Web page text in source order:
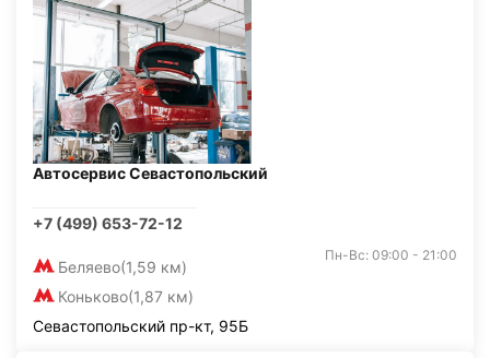
Автосервис Севастопольский
+7 (499) 653-72-12
Беляево(1,59 км)
Коньково(1,87 км)
Пн-Вс: 09:00 - 21:00
Севастопольский пр-кт, 95Б